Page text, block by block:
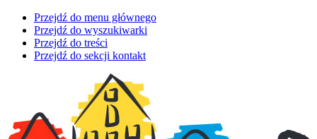
Przejdź do menu głównego
Przejdź do wyszukiwarki
Przejdź do treści
Przejdź do sekcji kontakt